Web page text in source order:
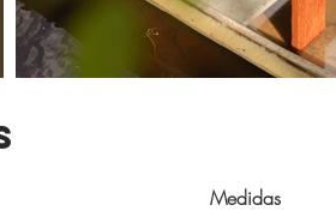
Medidas